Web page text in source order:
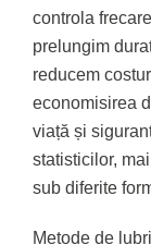
controla
prelungim
reducem
economisirea
viață și
statisticilor,
sub diferite
Metode de